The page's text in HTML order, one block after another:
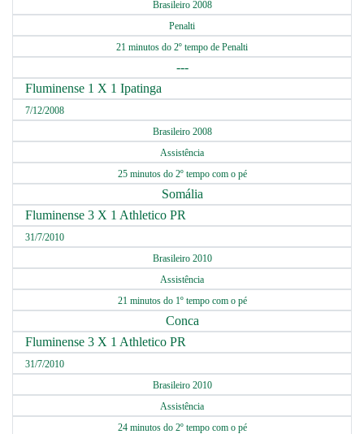
Brasileiro 2008
Penalti
21 minutos do 2º tempo de Penalti
---
Fluminense 1 X 1 Ipatinga
7/12/2008
Brasileiro 2008
Assistência
25 minutos do 2º tempo com o pé
Somália
Fluminense 3 X 1 Athletico PR
31/7/2010
Brasileiro 2010
Assistência
21 minutos do 1º tempo com o pé
Conca
Fluminense 3 X 1 Athletico PR
31/7/2010
Brasileiro 2010
Assistência
24 minutos do 2º tempo com o pé